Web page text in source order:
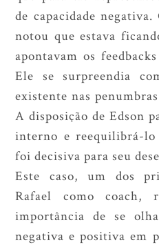
de capacidade
notou que estava
apontavam os
Ele se surpreendia
existente nas
A disposição de Edson
interno e reequilibrá-
foi decisiva para seu
Este caso, um dos
Rafael como coach,
importância de se
negativa e positiva em